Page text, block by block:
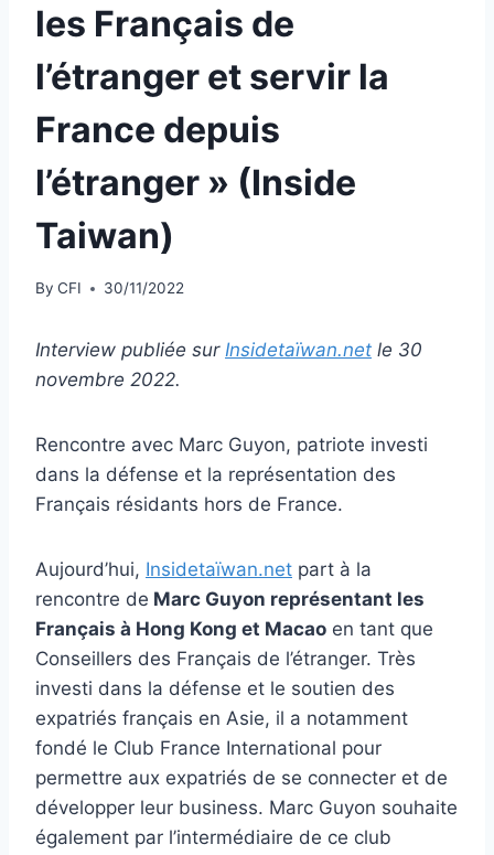
les Français de
l’étranger et servir la
France depuis
l’étranger » (Inside
Taiwan)
By CFI 30/11/2022
Interview publiée sur Insidetaïwan.net le 30
novembre 2022.
Rencontre avec Marc Guyon, patriote investi
dans la défense et la représentation des
Français résidants hors de France.
Aujourd’hui, Insidetaïwan.net part à la
rencontre de Marc Guyon représentant les
Français à Hong Kong et Macao en tant que
Conseillers des Français de l’étranger. Très
investi dans la défense et le soutien des
expatriés français en Asie, il a notamment
fondé le Club France International pour
permettre aux expatriés de se connecter et de
développer leur business. Marc Guyon souhaite
également par l’intermédiaire de ce club